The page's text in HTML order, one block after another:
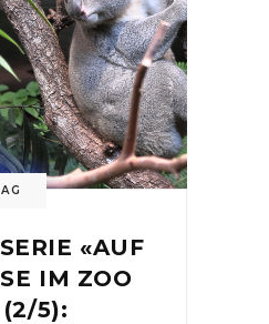
«AUF
IM ZOO
(2/5):